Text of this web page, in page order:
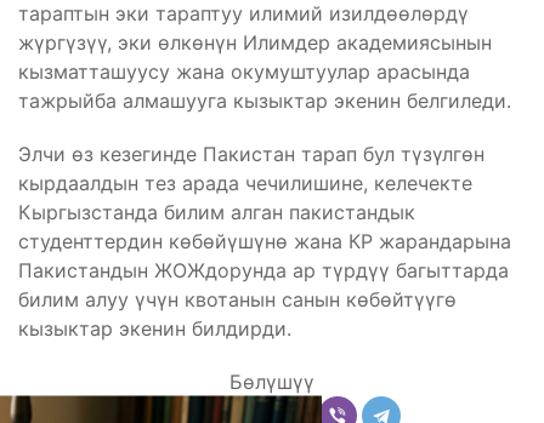
тараптын эки тараптуу илимий изилдөөлөрдү
жүргүзүү, эки өлкөнүн Илимдер академиясынын
кызматташуусу жана окумуштуулар арасында
тажрыйба алмашууга кызыктар экенин белгиледи.
Элчи өз кезегинде Пакистан тарап бул түзүлгөн
кырдаалдын тез арада чечилишине, келечекте
Кыргызстанда билим алган пакистандык
студенттердин көбөйүшүнө жана КР жарандарына
Пакистандын ЖОЖдорунда ар түрдүү багыттарда
билим алуу үчүн квотанын санын көбөйтүүгө
кызыктар экенин билдирди.
Бөлүшүү